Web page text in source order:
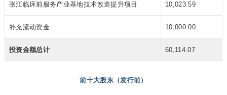
张江临床前服务产业基地技术改造提升项目 10,023.59
补充流动资金 10,000.00
投资金额总计 60,114.07
前十大股东（发行前）